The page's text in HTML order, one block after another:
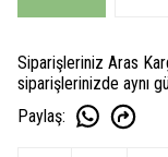
Siparişleriniz Aras
siparişlerinizde aynı
Paylaş: